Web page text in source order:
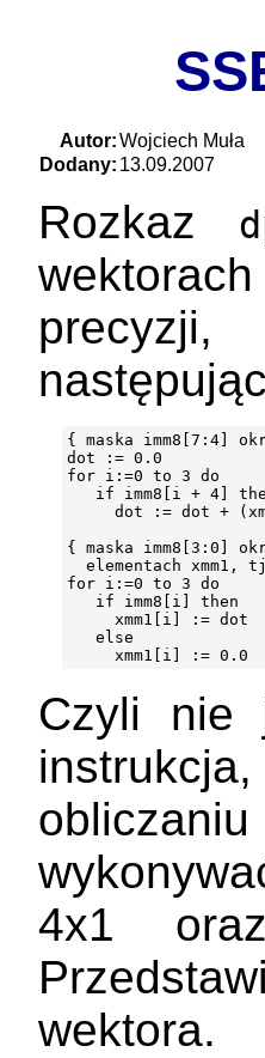
Autor:Wojciech Muła
Dodany: 13.09.2007
Rozkaz
{ maska imm8[7:4]
dot := 0.0
for i:=0 to 3 do
if imm8[i + 4]
dot := dot +
{ maska imm8[3:0]
elementach xmm1,
for i:=0 to 3 do
   if imm8[i] then
     xmm1[i] := dot
   else
Czyli nie
obliczaniu
4x1
wektora.